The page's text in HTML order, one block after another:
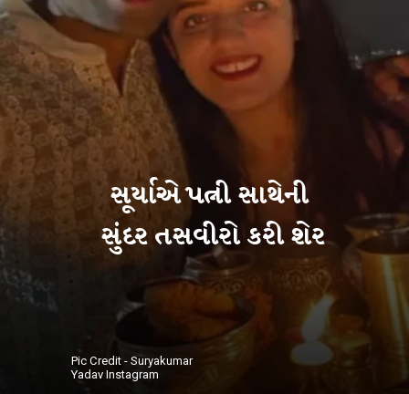
સૂર્યાએ પત્ની સાથેની
સુંદર તસવીરો કરી શેર
Pic Credit - Suryakumar
Yadav Instagram